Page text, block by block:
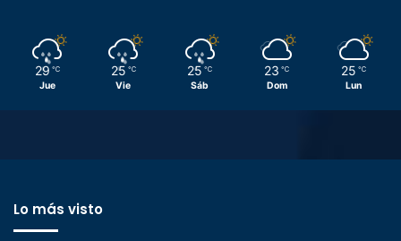
29 ℃
Jue
25 ℃
Vie
25 ℃
Sáb
23 ℃
Dom
25 ℃
Lun
Lo más visto